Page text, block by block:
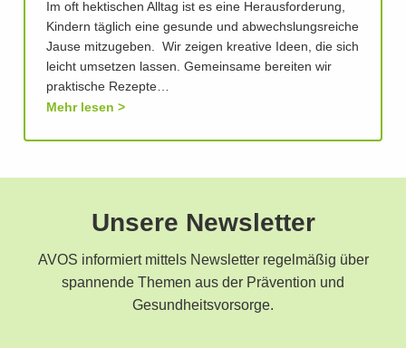
Im oft hektischen Alltag ist es eine Herausforderung,
Kindern täglich eine gesunde und abwechslungsreiche
Jause mitzugeben. Wir zeigen kreative Ideen, die sich
leicht umsetzen lassen. Gemeinsame bereiten wir
praktische Rezepte…
Mehr lesen
Unsere Newsletter
AVOS informiert mittels Newsletter regelmäßig über
spannende Themen aus der Prävention und
Gesundheitsvorsorge.